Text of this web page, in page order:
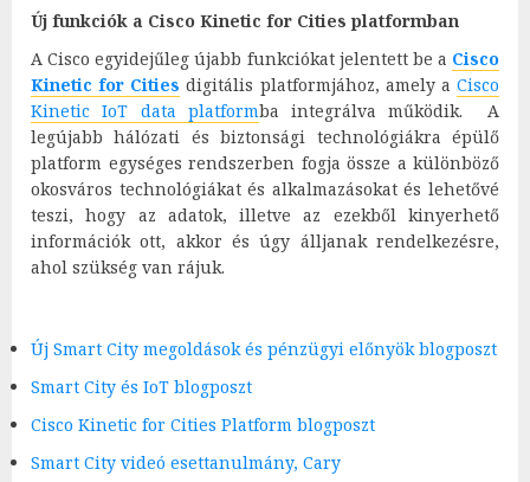
Új funkciók a Cisco Kinetic for Cities platformban
A Cisco egyidejűleg újabb funkciókat jelentett be a Cisco
Kinetic for Cities digitális platformjához, amely aCisco
Kinetic IoT data platformba integrálva működik. A
legújabb hálózati és biztonsági technológiákra épülő
platform egységes rendszerben fogja össze a különböző
okosváros technológiákat és alkalmazásokat és lehetővé
teszi, hogy az adatok, illetve az ezekből kinyerhető
információk ott, akkor és úgy álljanak rendelkezésre,
ahol szükség van rájuk.
Új Smart City megoldások és pénzügyi előnyök blogposzt
Smart City és IoT blogposzt
Cisco Kinetic for Cities Platform blogposzt
Smart City videó esettanulmány, Cary